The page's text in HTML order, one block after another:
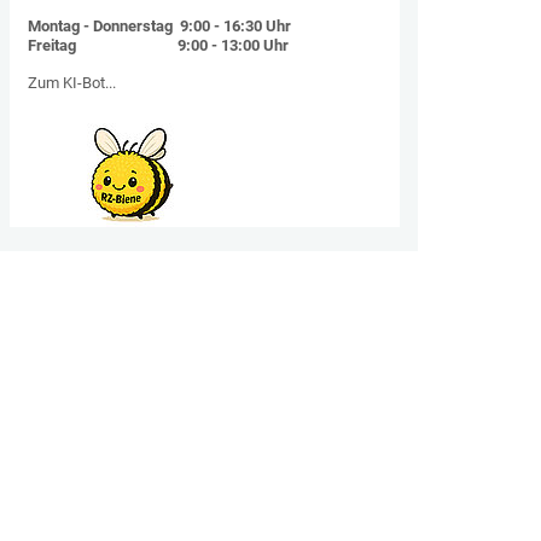
Montag - Donnerstag 9:00 - 16:30 Uhr
Freitag 9:00 - 13:00 Uhr
Zum KI-Bot...